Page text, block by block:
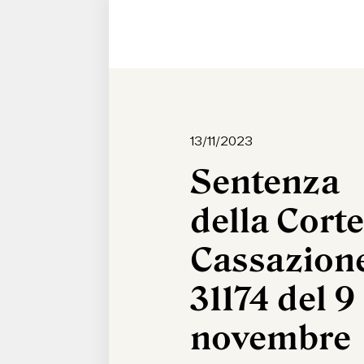
13/11/2023
Sentenza
della
31174 del 9
novembre